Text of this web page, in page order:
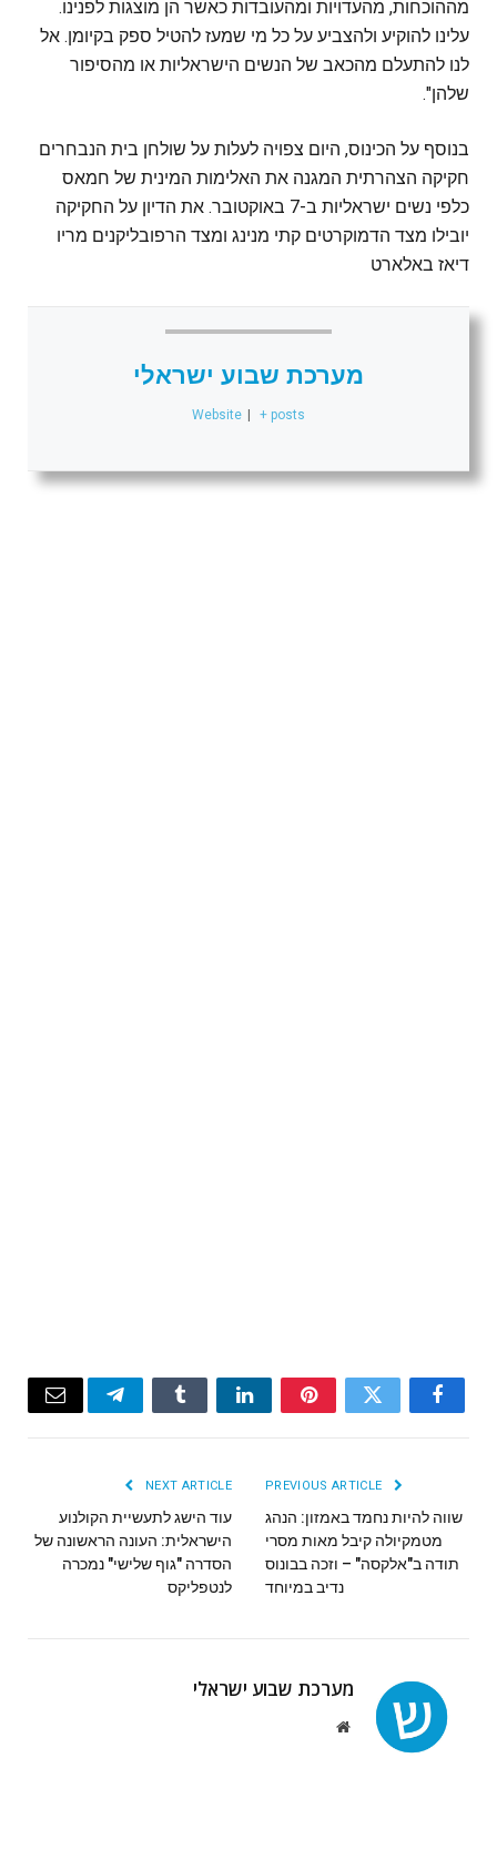
מההוכחות, מהעדויות ומהעובדות כאשר הן מוצגות לפנינו.
עלינו להוקיע ולהצביע על כל מי שמעז להטיל ספק בקיומן. אל
לנו להתעלם מהכאב של הנשים הישראליות או מהסיפור
שלהן".
בנוסף על הכינוס, היום צפויה לעלות על שולחן בית הנבחרים
חקיקה הצהרתית המגנה את האלימות המינית של חמאס
כלפי נשים ישראליות ב-7 באוקטובר. את הדיון על החקיקה
יובילו מצד הדמוקרטים קתי מנינג ומצד הרפובליקנים מריו
דיאז באלארט
מערכת שבוע ישראלי
Website + posts
Facebook
Twitter
Pinterest
LinkedIn
Tumblr
Telegram
Email
שווה להיות נחמד באמזון: הנהג
מטמקיולה קיבל מאות מסרי
תודה ב"אלקסה" – וזכה בבונוס
נדיב במיוחד
NEXT ARTICLE
עוד הישג לתעשיית הקולנוע
הישראלית: העונה הראשונה של
הסדרה "גוף שלישי" נמכרה
לנטפליקס
מערכת שבוע ישראלי
Website